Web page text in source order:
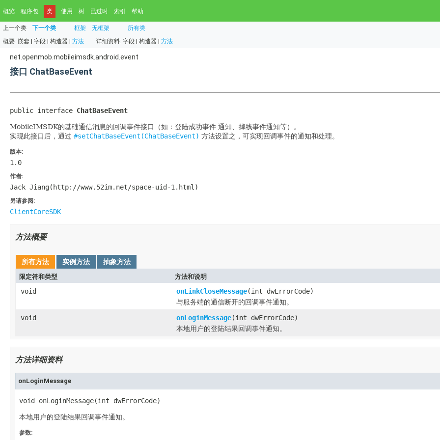
概览 程序包 类 使用 树 已过时 索引 帮助
上一个类 下一个类 框架 无框架
所有类
概要: 嵌套 | 字段 | 构造器 | 方法 详细资料: 字段 | 构造器 | 方法
net.openmob.mobileimsdk.android.event
接口 ChatBaseEvent
public interface ChatBaseEvent
MobileIMSDK的基础通信消息的回调事件接口（如：登陆成功事件 通知、掉线事件通知等）。
实现此接口后，通过 #setChatBaseEvent(ChatBaseEvent) 方法设置之，可实现回调事件的通知和处理。
版本:
1.0
作者:
Jack Jiang(http://www.52im.net/space-uid-1.html)
另请参阅:
ClientCoreSDK
方法概要
所有方法 实例方法 抽象方法
限定符和类型 方法和说明
void onLinkCloseMessage(int dwErrorCode)
与服务端的通信断开的回调事件通知。
void
onLoginMessage(int dwErrorCode)
本地用户的登陆结果回调事件通知。
方法详细资料
onLoginMessage
void onLoginMessage(int dwErrorCode)
本地用户的登陆结果回调事件通知。
参数: